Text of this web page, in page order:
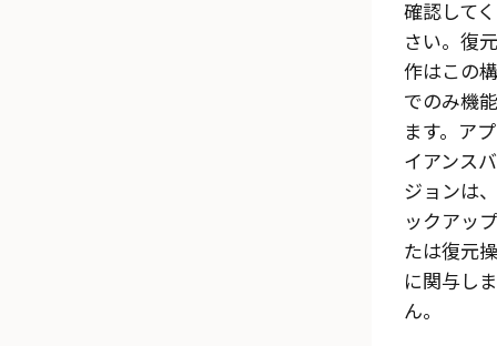
確認して
さい。復
作はこの
でのみ機
ます。ア
イアンス
ジョンは
ックアッ
たは復元
に関与し
ん。